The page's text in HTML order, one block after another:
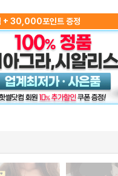
+ 30,000포인트 증정